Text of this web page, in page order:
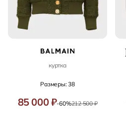
куртка
Размеры: 38
85 000 ₽-60%212 500 ₽